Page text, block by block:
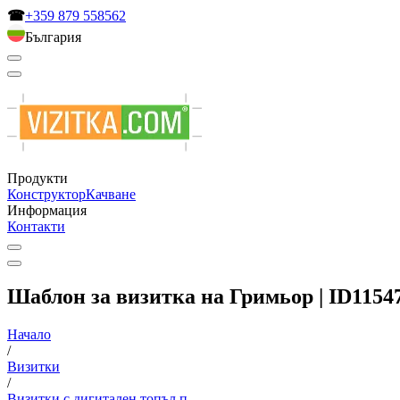
☎+359 879 558562
България
Продукти
КонструкторКачване
Информация
Контакти
Шаблон за визитка на Гримьор |
Начало
/
Визитки
/